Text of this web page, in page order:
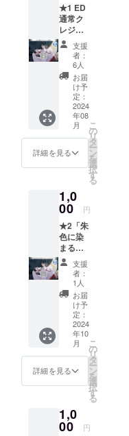
★1 ED
通常ク
レジッ
トコー
ス [CF
限定]
●「朱色
に染ま
る、美
しき社
で」ED
通常ク
レジッ
ト掲載
権 ※支
援時、
考欄に
掲載を
希望さ
れるお
名前を
ご記入
くださ
い。
支援
者：
6人
お届
け予
定：
2024
年08
月
詳細を見る
こ
の
リ
タ
ー
ン
を
選
択
す
る
1,0
00 円
★2「朱
色に染
まる、
美しき
社で」
ショー
トシナ
リオテ
キスト
コース
●凛、杏
子、栞
ショー
トシナ
リオテ
キスト
支援
者：
1人
お届
け予
定：
2024
年10
月
詳細を見る
こ
の
リ
タ
ー
ン
を
選
択
す
る
1,0
00 円